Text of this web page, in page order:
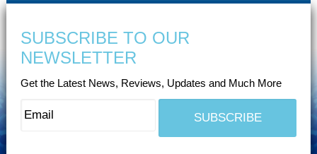
SUBSCRIBE TO OUR
NEWSLETTER
Get the Latest News, Reviews, Updates and Much More